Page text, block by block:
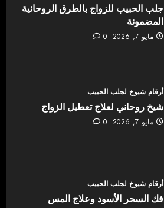
جلب الحبيب للزواج بالطرق الروحانية
المضمونة
مايو 7, 2026 0
أرقام شيوخ لجلب الحبيب
شيخ روحاني لعلاج تعطيل الزواج
مايو 7, 2026 0
أرقام شيوخ لجلب الحبيب
فك السحر الأسود وعلاج المس